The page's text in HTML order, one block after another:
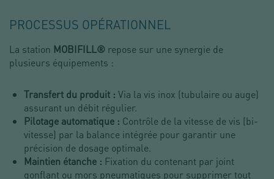
PROCESSUS OPÉRATIONNEL
La station MOBIFILL® repose sur une synergie de
plusieurs équipements :
Transfert du produit : Via la vis inox (tubulaire ou auge)
assurant un débit régulier.
Pilotage automatique : Contrôle de la vitesse de vis (bi-
vitesse) par la balance intégrée pour garantir une
précision de dosage optimale.
Maintien étanche : Fixation du contenant par joint
gonflant ou mors pneumatiques pour supprimer tout